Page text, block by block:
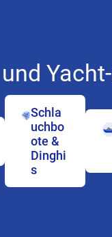
Schla
uchbo
ote &
Dinghi
s